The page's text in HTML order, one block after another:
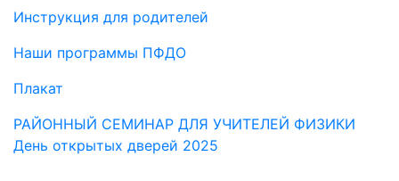
Инструкция для родителей
Наши программы ПФДО
Плакат
Навигация
по
РАЙОННЫЙ СЕМИНАР ДЛЯ УЧИТЕЛЕЙ ФИЗИКИ
День открытых дверей 2025